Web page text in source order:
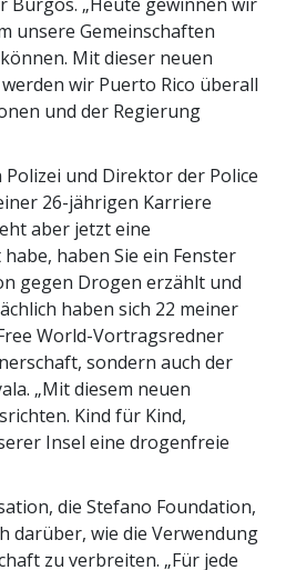
unsere Gemeinschaften
Mit dieser neuen
wir Puerto Rico überall
und der Regierung
und Direktor der Police
26-jährigen Karriere
aber jetzt eine
haben Sie ein Fenster
gegen Drogen erzählt und
haben sich 22 meiner
World-Vortragsredner
sondern auch der
„Mit diesem neuen
Kind für Kind,
Insel eine drogenfreie
die Stefano Foundation,
darüber, wie die Verwendung
zu verbreiten. „Für jede